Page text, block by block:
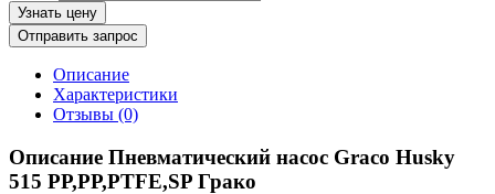
Узнать цену
Отправить запрос
Описание
Характеристики
Отзывы (0)
Описание Пневматический насос Graco Husky
515 PP,PP,PTFE,SP Грако